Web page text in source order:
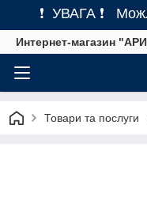
❗ УВАГА ❗
Интернет-магазин
Товари та послуги